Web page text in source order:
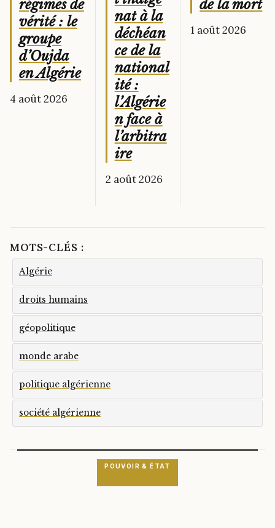
régimes de
vérité : le
groupe
d’Oujda
en Algérie
4 août 2026
nat à la
déchéan
ce de la
national
ité :
l’Algérie
n face à
l’arbitra
ire
2 août 2026
de la mort
1 août 2026
MOTS-CLÉS :
Algérie
droits humains
géopolitique
monde arabe
politique algérienne
société algérienne
POUVOIR & ÉTAT